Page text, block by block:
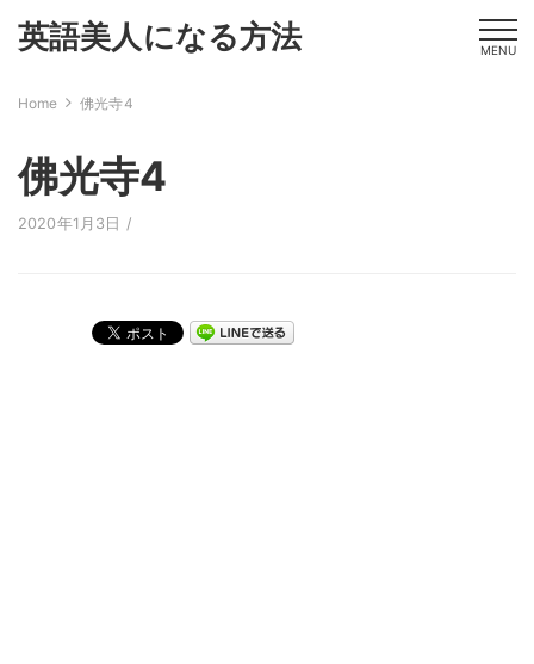
英語美人になる方法 MENU
Home 佛光寺4
佛光寺4
2020年1月3日 /